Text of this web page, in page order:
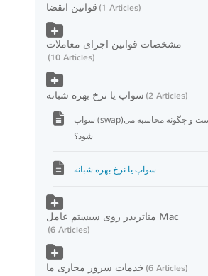
قوانین انقضا 1 Articles
مشخصات قوانین اجرای معاملات
10 Articles
سواپ یا نرخ بهره شبانه 2 Articles
سواپ (swap)ها چیست و چگونه محاسبه می
شود؟
سواپ یا نرخ بهره شبانه
متاتریدر روی سیستم عامل Mac
6 Articles
خدمات سرور مجازی ما 6 Articles